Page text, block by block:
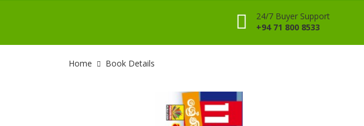
24/7 Buyer Support
+94 71 800 8533
Site Breadcrumb
Home Book Details